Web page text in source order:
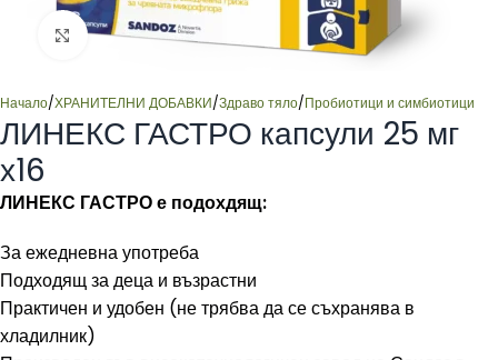
Click to enlarge
Начало/ХРАНИТЕЛНИ ДОБАВКИ/Здраво тяло/Пробиотици и симбиотици
ЛИНЕКС ГАСТРО капсули 25 мг
х16
ЛИНЕКС ГАСТРО е подохдящ:
За ежедневна употреба
Подходящ за деца и възрастни
Практичен и удобен (не трябва да се съхранява в
хладилник)